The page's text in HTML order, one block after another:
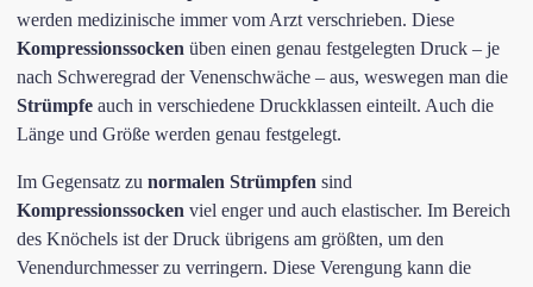
werden medizinische immer vom Arzt verschrieben. Diese
Kompressionssocken üben einen genau festgelegten Druck – je
nach Schweregrad der Venenschwäche – aus, weswegen man die
Strümpfe auch in verschiedene Druckklassen einteilt. Auch die
Länge und Größe werden genau festgelegt.
Im Gegensatz zu normalen Strümpfen sind
Kompressionssocken viel enger und auch elastischer. Im Bereich
des Knöchels ist der Druck übrigens am größten, um den
Venendurchmesser zu verringern. Diese Verengung kann die